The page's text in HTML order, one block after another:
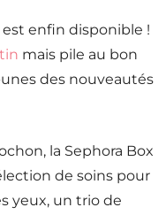
est enfin disponible !
mais pile au bon
des nouveautés
la Sephora Box
de soins pour
yeux, un trio de